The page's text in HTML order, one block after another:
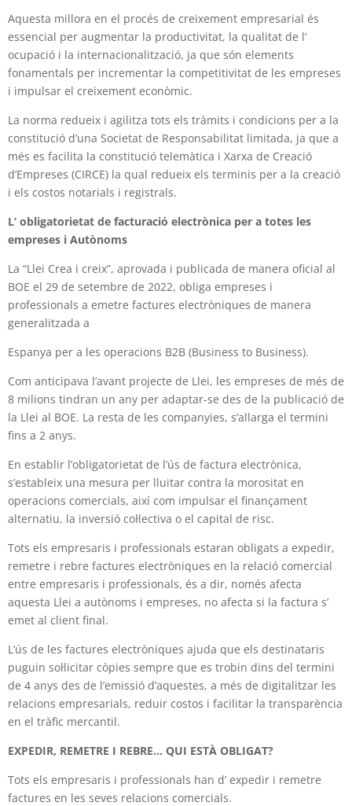
Aquesta millora en el procés de creixement empresarial és
essencial per augmentar la productivitat, la qualitat de l’
ocupació i la internacionalització, ja que són elements
fonamentals per incrementar la competitivitat de les empreses
i impulsar el creixement econòmic.
La norma redueix i agilitza tots els tràmits i condicions per a la
constitució d’una Societat de Responsabilitat limitada, ja que a
més es facilita la constitució telemàtica i Xarxa de Creació
d’Empreses (CIRCE) la qual redueix els terminis per a la creació
i els costos notarials i registrals.
L’ obligatorietat de facturació electrònica per a totes les
empreses i Autònoms
La “Llei Crea i creix”, aprovada i publicada de manera oficial al
BOE el 29 de setembre de 2022, obliga empreses i
professionals a emetre factures electròniques de manera
generalitzada a
Espanya per a les operacions B2B (Business to Business).
Com anticipava l’avant projecte de Llei, les empreses de més de
8 milions tindran un any per adaptar-se des de la publicació de
la Llei al BOE. La resta de les companyies, s’allarga el termini
fins a 2 anys.
En establir l’obligatorietat de l’ús de factura electrònica,
s’estableix una mesura per lluitar contra la morositat en
operacions comercials, així com impulsar el finançament
alternatiu, la inversió col·lectiva o el capital de risc.
Tots els empresaris i professionals estaran obligats a expedir,
remetre i rebre factures electròniques en la relació comercial
entre empresaris i professionals, és a dir, només afecta
aquesta Llei a autònoms i empreses, no afecta si la factura s’
emet al client final.
L’ús de les factures electròniques ajuda que els destinataris
puguin sol·licitar còpies sempre que es trobin dins del termini
de 4 anys des de l’emissió d’aquestes, a més de digitalitzar les
relacions empresarials, reduir costos i facilitar la transparència
en el tràfic mercantil.
EXPEDIR, REMETRE I REBRE… QUI ESTÀ OBLIGAT?
Tots els empresaris i professionals han d’ expedir i remetre
factures en les seves relacions comercials.